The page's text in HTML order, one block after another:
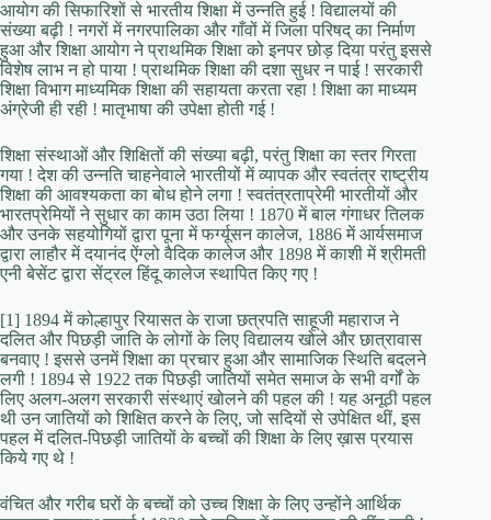
आयोग की सिफारिशों से भारतीय शिक्षा में उन्नति हुई ! विद्यालयों की
संख्या बढ़ी ! नगरों में नगरपालिका और गाँवों में जिला परिषद् का निर्माण
हुआ और शिक्षा आयोग ने प्राथमिक शिक्षा को इनपर छोड़ दिया परंतु इससे
विशेष लाभ न हो पाया ! प्राथमिक शिक्षा की दशा सुधर न पाई ! सरकारी
शिक्षा विभाग माध्यमिक शिक्षा की सहायता करता रहा ! शिक्षा का माध्यम
अंग्रेजी ही रही ! मातृभाषा की उपेक्षा होती गई !
शिक्षा संस्थाओं और शिक्षितों की संख्या बढ़ी, परंतु शिक्षा का स्तर गिरता
गया ! देश की उन्नति चाहनेवाले भारतीयों में व्यापक और स्वतंत्र राष्ट्रीय
शिक्षा की आवश्यकता का बोध होने लगा ! स्वतंत्रताप्रेमी भारतीयों और
भारतप्रेमियों ने सुधार का काम उठा लिया ! 1870 में बाल गंगाधर तिलक
और उनके सहयोगियों द्वारा पूना में फर्ग्यूसन कालेज, 1886 में आर्यसमाज
द्वारा लाहौर में दयानंद ऐंग्लो वैदिक कालेज और 1898 में काशी में श्रीमती
एनी बेसेंट द्वारा सेंट्रल हिंदू कालेज स्थापित किए गए !
[1] 1894 में कोल्हापुर रियासत के राजा छत्रपति साहूजी महाराज ने
दलित और पिछड़ी जाति के लोगों के लिए विद्यालय खोले और छात्रावास
बनवाए ! इससे उनमें शिक्षा का प्रचार हुआ और सामाजिक स्थिति बदलने
लगी ! 1894 से 1922 तक पिछड़ी जातियों समेत समाज के सभी वर्गों के
लिए अलग-अलग सरकारी संस्थाएं खोलने की पहल की ! यह अनूठी पहल
थी उन जातियों को शिक्षित करने के लिए, जो सदियों से उपेक्षित थीं, इस
पहल में दलित-पिछड़ी जातियों के बच्चों की शिक्षा के लिए ख़ास प्रयास
किये गए थे !
वंचित और गरीब घरों के बच्चों को उच्च शिक्षा के लिए उन्होंने आर्थिक